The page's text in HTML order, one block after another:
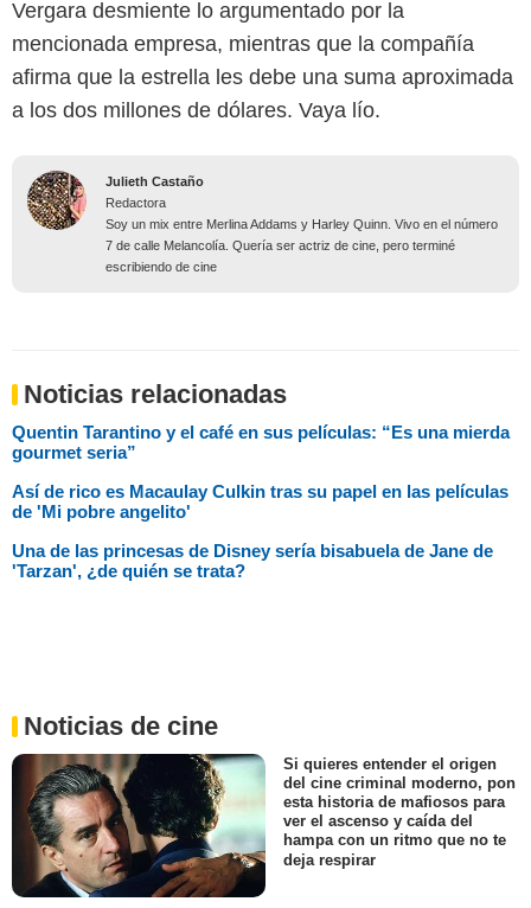
Vergara desmiente lo argumentado por la
mencionada empresa, mientras que la compañía
afirma que la estrella les debe una suma aproximada
a los dos millones de dólares. Vaya lío.
Julieth Castaño
Redactora
Soy un mix entre Merlina Addams y Harley Quinn. Vivo en el número
7 de calle Melancolía. Quería ser actriz de cine, pero terminé
escribiendo de cine
Noticias relacionadas
Quentin Tarantino y el café en sus películas: “Es una mierda
gourmet seria”
Así de rico es Macaulay Culkin tras su papel en las películas
de 'Mi pobre angelito'
Una de las princesas de Disney sería bisabuela de Jane de
'Tarzan', ¿de quién se trata?
Noticias de cine
Si quieres entender el origen
del cine criminal moderno, pon
esta historia de mafiosos para
ver el ascenso y caída del
hampa con un ritmo que no te
deja respirar